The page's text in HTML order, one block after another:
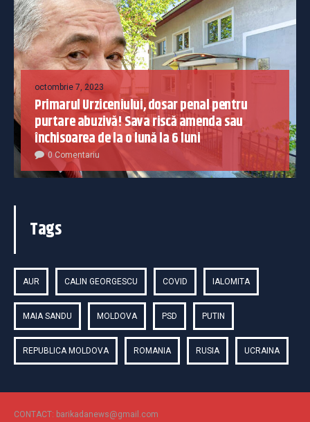
octombrie 7, 2023
Primarul Urziceniului, dosar penal pentru
purtare abuzivă! Sava riscă amenda sau
închisoarea de la o lună la 6 luni
0 Comentariu
Tags
AUR CALIN GEORGESCU COVID IALOMITA
MAIA SANDU MOLDOVA PSD PUTIN
REPUBLICA MOLDOVA ROMANIA RUSIA UCRAINA
CONTACT: barikadanews@gmail.com